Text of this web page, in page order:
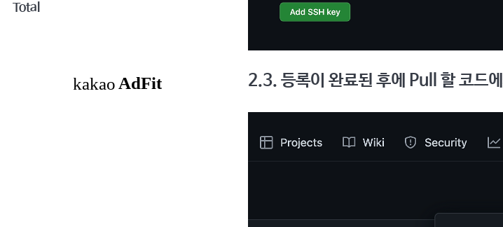
Total
2.3. 등록이 완료된 후에 Pull 할 코드